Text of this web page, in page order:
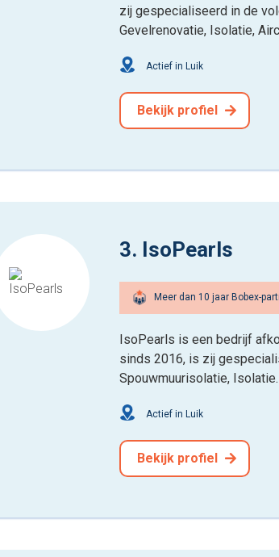
zij gespecialiseerd in de
Gevelrenovatie, Isolatie,
Actief in Luik
Bekijk profiel
3. IsoPearls
Meer dan 10 jaar Bobex-
IsoPearls is een bedrijf
sinds 2016, is zij
Spouwmuurisolatie, Isolatie.
Actief in Luik
Bekijk profiel